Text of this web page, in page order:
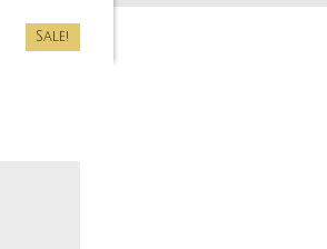
Sale!